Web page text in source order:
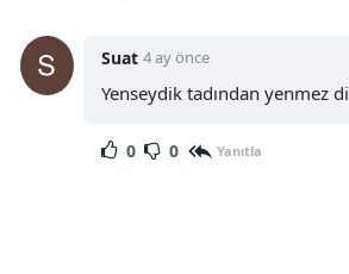
Suat 4 ay önce
Yenseydik tadından yenmez di
0 0 Yanıtla